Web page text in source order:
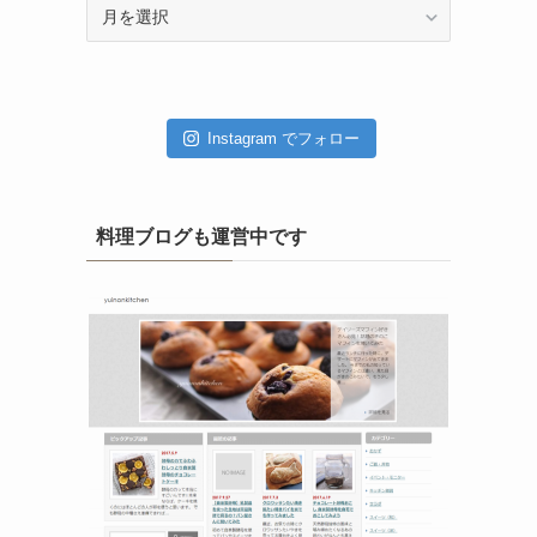
Instagram でフォロー
料理ブログも運営中です